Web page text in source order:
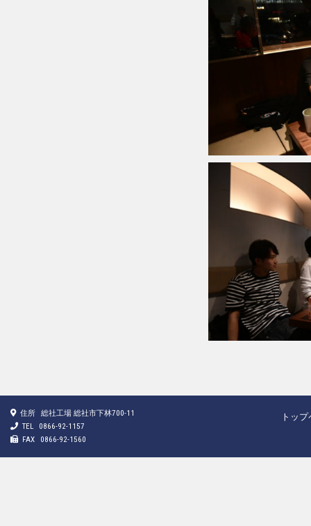
住所
総社工場 総社市下林700-11
TEL
0866-92-1157
FAX
0866-92-1560
トッ